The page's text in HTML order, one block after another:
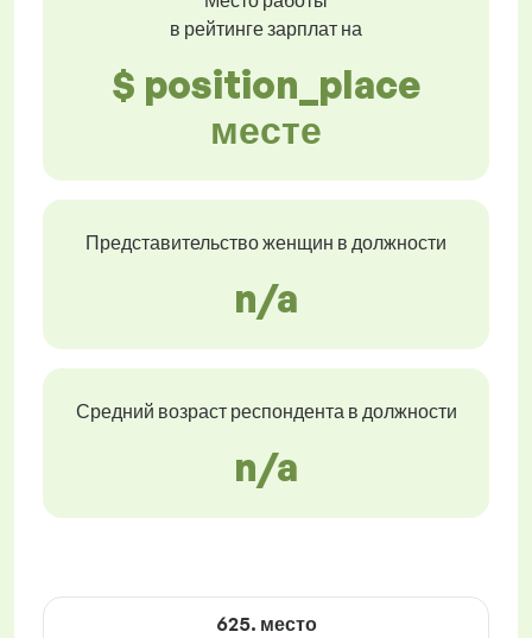
в рейтинге зарплат на
$ position_place
месте
Представительство женщин в должности
n/a
Средний возраст респондента в должности
n/a
625. место